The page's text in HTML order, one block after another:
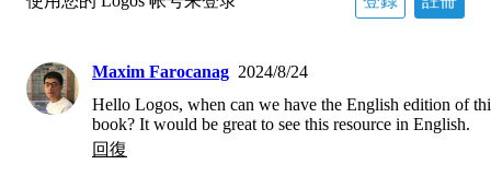
Maxim Farocanag 2024/8/24
Hello Logos, when can we have the English edition of
book? It would be great to see this resource in English.
回復